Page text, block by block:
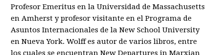
Profesor Emeritus en la Universidad de Massachusetts
en Amherst y profesor visitante en el Programa de
Asuntos Internacionales de la New School University
en Nueva York. Wolff es autor de varios libros, entre
los cuales se encuentran New Departures in Marxian